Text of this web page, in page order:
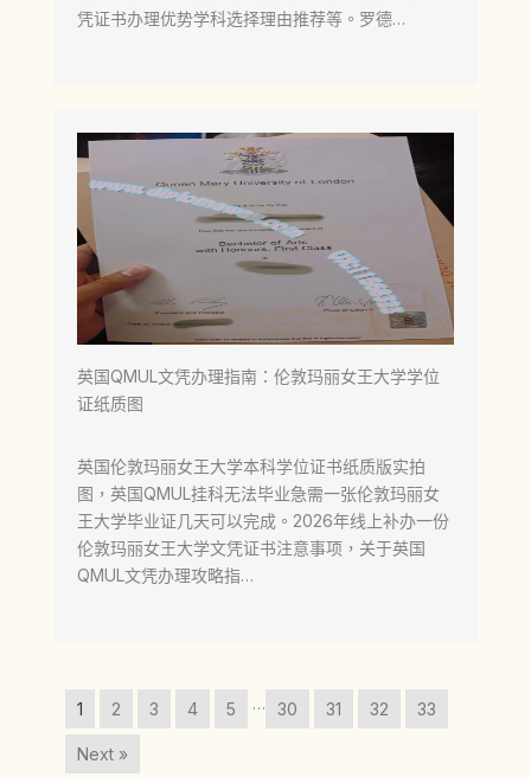
凭证书办理优势学科选择理由推荐等。罗德…
英国QMUL文凭办理指南：伦敦玛丽女王大学学位
证纸质图
英国伦敦玛丽女王大学本科学位证书纸质版实拍
图，英国QMUL挂科无法毕业急需一张伦敦玛丽女
王大学毕业证几天可以完成。2026年线上补办一份
伦敦玛丽女王大学文凭证书注意事项，关于英国
QMUL文凭办理攻略指…
1 2 3 4 5 … 30 31 32 33
Next »